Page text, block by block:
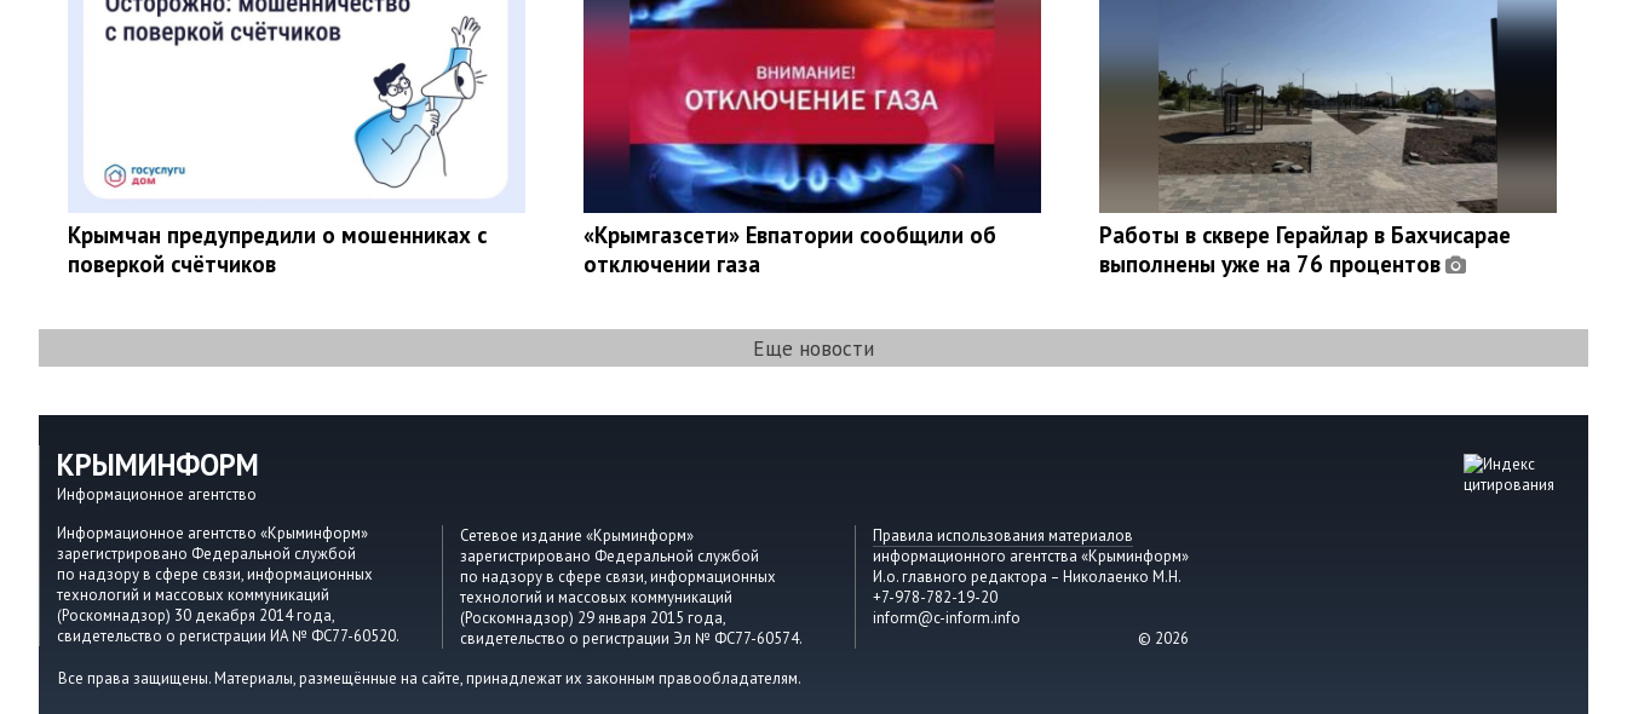
Крымчан предупредили о мошенниках с
поверкой счётчиков
«Крымгазсети» Евпатории сообщили об
отключении газа
Работы в сквере Герайлар в Бахчисарае
выполнены уже на 76 процентов
Еще новости
КРЫМИНФОРМ
Информационное агентство
Информационное агентство «Крыминформ»
зарегистрировано Федеральной службой
по надзору в сфере связи, информационных
технологий и массовых коммуникаций
(Роскомнадзор) 30 декабря 2014 года,
свидетельство о регистрации ИА № ФС77-60520.
Сетевое издание «Крыминформ»
зарегистрировано Федеральной службой
по надзору в сфере связи, информационных
технологий и массовых коммуникаций
(Роскомнадзор) 29 января 2015 года,
свидетельство о регистрации Эл № ФС77-60574.
Правила использования материалов
информационного агентства «Крыминформ»
И.о. главного редактора – Николаенко М.Н.
+7-978-782-19-20
inform@c-inform.info
© 2026
Все права защищены. Материалы, размещённые на сайте, принадлежат их законным правообладателям.